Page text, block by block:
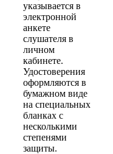
указывается в
электронной
анкете
слушателя в
личном
кабинете.
Удостоверения
оформляются в
бумажном виде
на специальных
бланках с
несколькими
степенями
защиты.